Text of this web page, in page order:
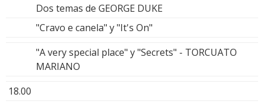
Dos temas de GEORGE DUKE
"Cravo e canela" y "It's On"
"A very special place" y "Secrets" - TORCUATO
MARIANO
18.00